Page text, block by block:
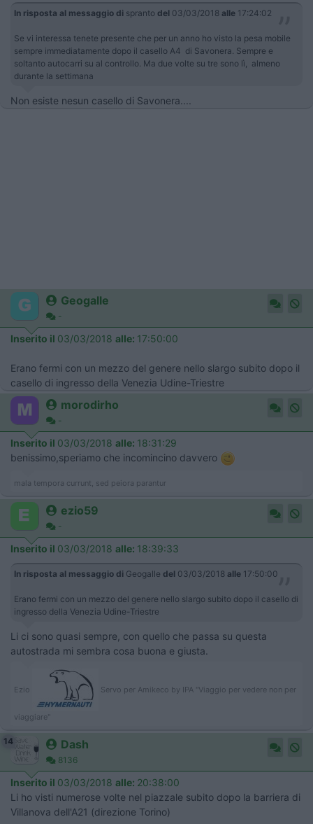
In risposta al messaggio di spranto del 03/03/2018 alle 17:24:02
Se vi interessa tenete presente che per un anno ho visto la pesa mobile
sempre immediatamente dopo il casello A4 di Savonera. Sempre e
soltanto autocarri su al controllo. Ma due volte su tre sono lì, almeno
durante la settimana
Non esiste nesun casello di Savonera....
Geogalle
-
Inserito il 03/03/2018 alle: 17:50:00
Erano fermi con un mezzo del genere nello slargo subito dopo il
casello di ingresso della Venezia Udine-Triestre
morodirho
-
Inserito il 03/03/2018 alle: 18:31:29
benissimo,speriamo che incomincino davvero
mala tempora currunt, sed peiora parantur
ezio59
-
Inserito il 03/03/2018 alle: 18:39:33
In risposta al messaggio di Geogalle del 03/03/2018 alle 17:50:00
Erano fermi con un mezzo del genere nello slargo subito dopo il casello di
ingresso della Venezia Udine-Triestre
Li ci sono quasi sempre, con quello che passa su questa
autostrada mi sembra cosa buona e giusta.
Ezio Servo per Amikeco by IPA "Viaggio per vedere non per
viaggiare"
14 Dash
8136
Inserito il 03/03/2018 alle: 20:38:00
Li ho visti numerose volte nel piazzale subito dopo la barriera di
Villanova dell'A21 (direzione Torino)